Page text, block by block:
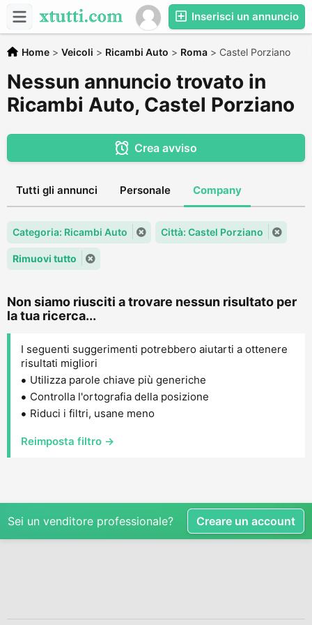
Inserisci un annuncio
Home > Veicoli > Ricambi Auto > Roma > Castel Porziano
Nessun annuncio trovato in
Ricambi Auto, Castel Porziano
Crea avviso
Tutti gli annunci Personale Company
Categoria: Ricambi Auto Città: Castel Porziano
Rimuovi tutto
Non siamo riusciti a trovare nessun risultato per
la tua ricerca...
I seguenti suggerimenti potrebbero aiutarti a ottenere
risultati migliori
Utilizza parole chiave più generiche
Controlla l'ortografia della posizione
Riduci i filtri, usane meno
Reimposta filtro →
Sei un venditore professionale? Creare un account